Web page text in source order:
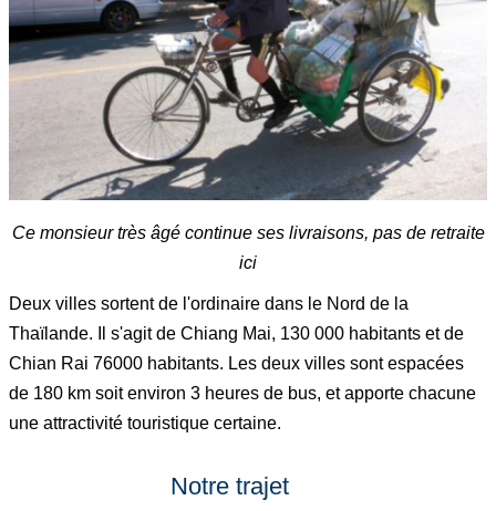
Ce monsieur très âgé continue ses livraisons, pas de retraite
ici
Deux villes sortent de l'ordinaire dans le Nord de la
Thaïlande. Il s'agit de Chiang Mai, 130 000 habitants et de
Chian Rai 76000 habitants. Les deux villes sont espacées
de 180 km soit environ 3 heures de bus, et apporte chacune
une attractivité touristique certaine.
Notre trajet